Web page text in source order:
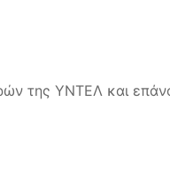
της ΥΝΤΕΛ και